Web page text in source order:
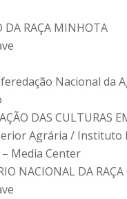
DA RAÇA MINHOTA
Nacional da
DAS CULTURAS
Agrária / Instituto
Media Center
NACIONAL DA RAÇA